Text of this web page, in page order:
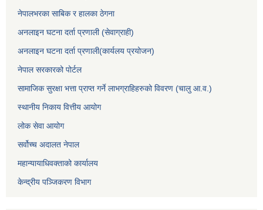
नेपालभरका साबिक र हालका ठेगना
अनलाइन घटना दर्ता प्रणाली (सेवाग्राही)
अनलाइन घटना दर्ता प्रणाली(कार्यलय प्रयोजन)
नेपाल सरकारको पोर्टल
सामाजिक सुरक्षा भत्ता प्राप्त गर्ने लाभग्राहिहरुको विवरण (चालु आ.व.)
स्थानीय निकाय वित्तीय आयोग
लोक सेवा आयोग
सर्वोच्च अदालत नेपाल
महान्यायाधिवक्ताको कार्यालय
केन्द्रीय पञ्जिकरण विभाग